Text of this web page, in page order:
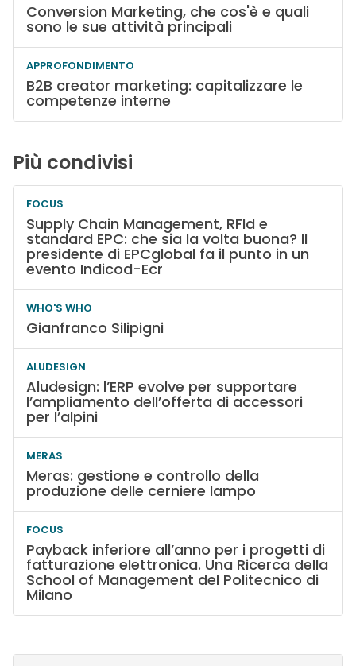
Conversion Marketing, che cos'è e quali
sono le sue attività principali
APPROFONDIMENTO
B2B creator marketing: capitalizzare le
competenze interne
Più condivisi
FOCUS
Supply Chain Management, RFId e
standard EPC: che sia la volta buona? Il
presidente di EPCglobal fa il punto in un
evento Indicod-Ecr
WHO'S WHO
Gianfranco Silipigni
ALUDESIGN
Aludesign: l’ERP evolve per supportare
l’ampliamento dell’offerta di accessori
per l’alpini
MERAS
Meras: gestione e controllo della
produzione delle cerniere lampo
FOCUS
Payback inferiore all’anno per i progetti di
fatturazione elettronica. Una Ricerca della
School of Management del Politecnico di
Milano